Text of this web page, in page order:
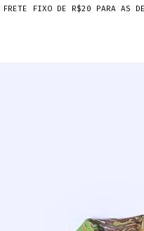
FIXO DE R$20 PARA AS